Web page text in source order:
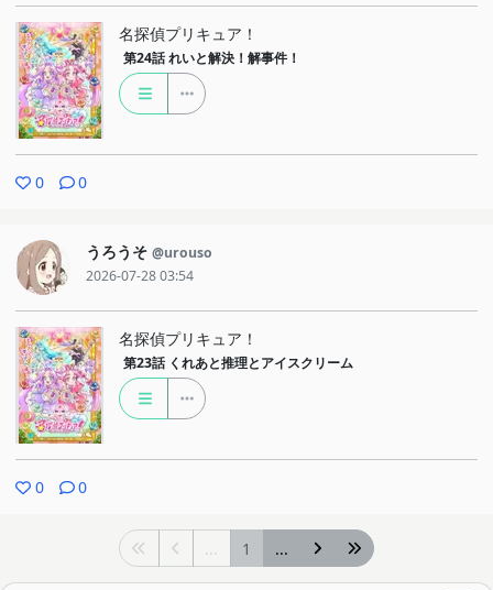
名探偵プリキュア！
第24話 れいと解決！解事件！
0 0
うろうそ @urouso
2026-07-28 03:54
名探偵プリキュア！
第23話 くれあと推理とアイスクリーム
0 0
... 1 ...